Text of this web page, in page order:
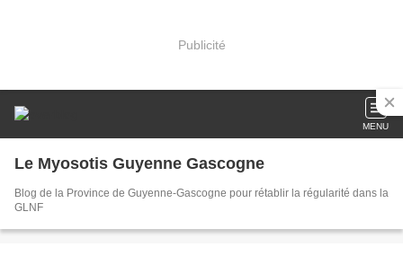
Publicité
MENU
Le Myosotis Guyenne Gascogne
Blog de la Province de Guyenne-Gascogne pour rétablir la régularité dans la
GLNF